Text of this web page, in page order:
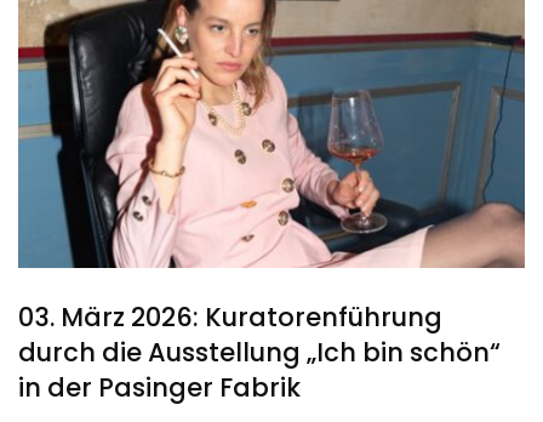
03. März 2026: Kuratorenführung
durch die Ausstellung „Ich bin schön“
in der Pasinger Fabrik